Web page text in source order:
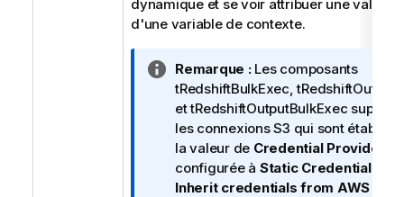
dynamique et se voir attribuer une valeur
d'une variable de contexte.
N
o
t
e
I
n
f
Remarque :Les composants
tRedshiftBulkExec,
et tRedshiftOutputBulkExec
les connexions S3 qui sont établies
la valeur de Credential Provider
configurée à Static Credentials
Inherit credentials from AWS role